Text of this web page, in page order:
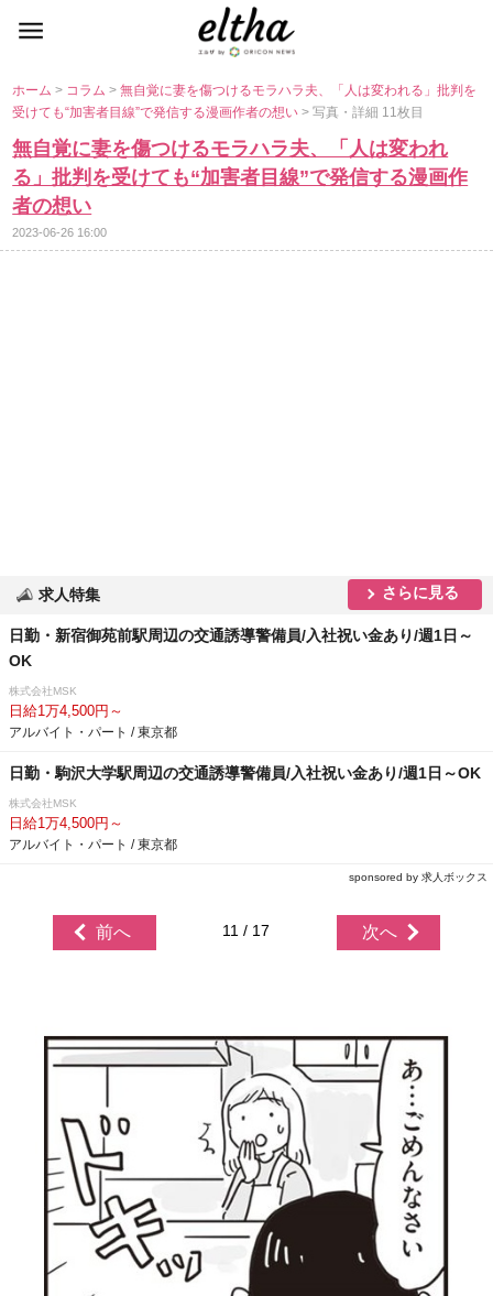
ホーム> コラム>無自覚に妻を傷つけるモラハラ夫、「人は変われる」批判を
受けても“加害者目線”で発信する漫画作者の想い> 写真・詳細 11枚目
無自覚に妻を傷つけるモラハラ夫、「人は変われ
る」批判を受けても“加害者目線”で発信する漫画作
者の想い
2023-06-26 16:00
求人特集 さらに見る
日勤・新宿御苑前駅周辺の交通誘導警備員/入社祝い金あり/週1日～
OK
株式会社MSK
日給1万4,500円～
アルバイト・パート / 東京都
日勤・駒沢大学駅周辺の交通誘導警備員/入社祝い金あり/週1日～OK
株式会社MSK
日給1万4,500円～
アルバイト・パート / 東京都
sponsored by 求人ボックス
前へ 11 / 17 次へ